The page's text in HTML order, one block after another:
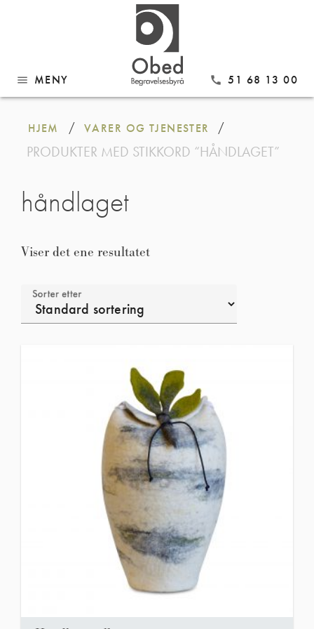
menu MENY call 51 68 13 00
Gå
innhold
HJEM / VARER OG TJENESTER /
PRODUKTER MED STIKKORD “HÅNDLAGET”
håndlaget
Viser det ene resultatet
Sorter etter